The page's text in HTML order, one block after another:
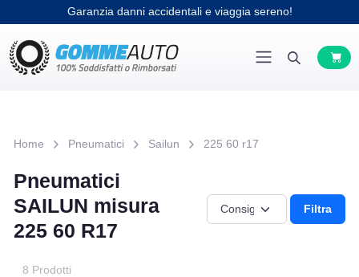
Garanzia danni accidentali e viaggia sereno!
Home Pneumatici Sailun 225 60 r17
Pneumatici
SAILUN misura
225 60 R17
Filtra
8 Prodotti